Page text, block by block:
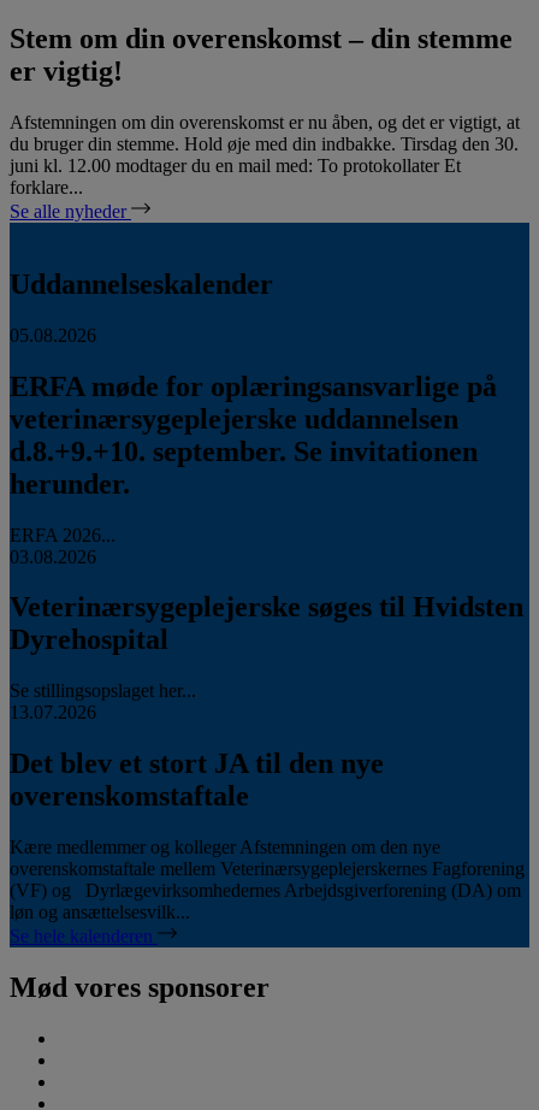
Stem om din overenskomst – din stemme
er vigtig!
Afstemningen om din overenskomst er nu åben, og det er vigtigt, at
du bruger din stemme. Hold øje med din indbakke. Tirsdag den 30.
juni kl. 12.00 modtager du en mail med: To protokollater Et
forklare...
Se alle nyheder
Uddannelseskalender
05.08.2026
ERFA møde for oplæringsansvarlige på
veterinærsygeplejerske uddannelsen
d.8.+9.+10. september. Se invitationen
herunder.
ERFA 2026...
03.08.2026
Veterinærsygeplejerske søges til Hvidsten
Dyrehospital
Se stillingsopslaget her...
13.07.2026
Det blev et stort JA til den nye
overenskomstaftale
Kære medlemmer og kolleger Afstemningen om den nye
overenskomstaftale mellem Veterinærsygeplejerskernes Fagforening
(VF) og Dyrlægevirksomhedernes Arbejdsgiverforening (DA) om
løn og ansættelsesvilk...
Se hele kalenderen
Mød vores sponsorer